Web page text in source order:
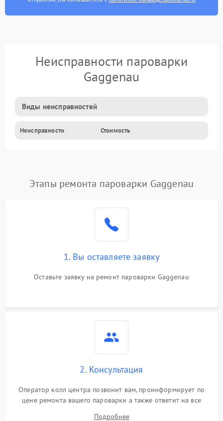
Неисправности пароварки
Gaggenau
Виды неисправностей
Неисправности Стоимость
Этапы ремонта пароварки Gaggenau
1. Вы оставляете заявку
Оставьте заявку на ремонт пароварки Gaggenau
2. Консультация
Оператор колл центра позвонит вам, проинформирует по
цене ремонта вашего пароварки а также ответит на все
Подробнее